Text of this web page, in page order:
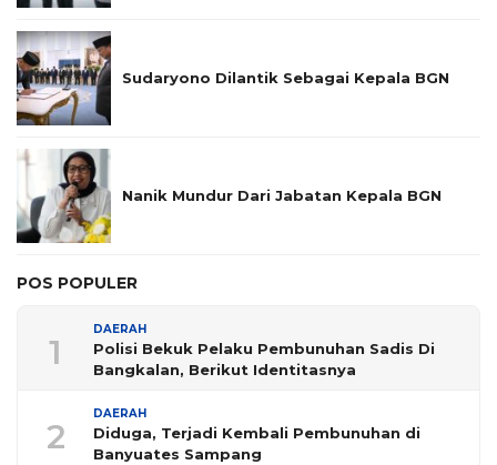
Sudaryono Dilantik Sebagai Kepala BGN
Nanik Mundur Dari Jabatan Kepala BGN
POS POPULER
1
DAERAH
Polisi Bekuk Pelaku Pembunuhan Sadis Di
Bangkalan, Berikut Identitasnya
2
DAERAH
Diduga, Terjadi Kembali Pembunuhan di
Banyuates Sampang